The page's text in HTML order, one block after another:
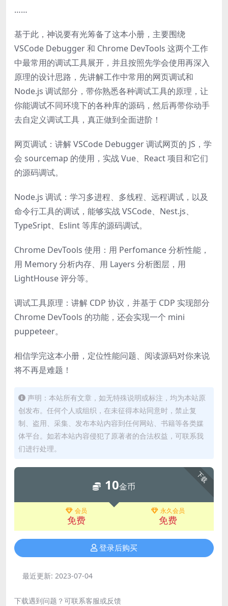
……
基于此，神说要有光筹备了这本小册，主要围绕
VSCode Debugger 和 Chrome DevTools 这两个工作
中最常用的调试工具展开，并且按照先学会使用再深入
原理的设计思路，先讲解工作中常用的网页调试和
Node.js 调试部分，带你熟悉各种调试工具的原理，让
你能调试不同环境下的各种库的源码，然后再带你动手
去自定义调试工具，真正做到全面进阶！
网页调试：讲解 VSCode Debugger 调试网页的 JS，学
会 sourcemap 的使用，实战 Vue、React 项目和它们
的源码调试。
Node.js 调试：学习多进程、多线程、远程调试，以及
命令行工具的调试，能够实战 VSCode、Nest.js、
TypeSript、Eslint 等库的源码调试。
Chrome DevTools 使用：用 Perfomance 分析性能，
用 Memory 分析内存、用 Layers 分析图层，用
LightHouse 评分等。
调试工具原理：讲解 CDP 协议，并基于 CDP 实现部分
Chrome DevTools 的功能，还会实现一个 mini
puppeteer。
相信学完这本小册，定位性能问题、阅读源码对你来说
将不再是难题！
声明：本站所有文章，如无特殊说明或标注，均为本站原
创发布。任何个人或组织，在未征得本站同意时，禁止复
制、盗用、采集、发布本站内容到任何网站、书籍等各类媒
体平台。如若本站内容侵犯了原著者的合法权益，可联系我
们进行处理。
下载
10金币
会员
免费
永久会员
免费
登录后购买
最近更新: 2023-07-04
下载遇到问题？可联系客服或反馈